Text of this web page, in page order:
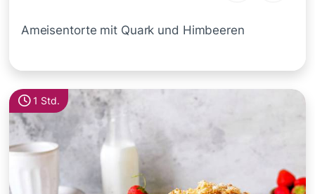
Ameisentorte mit Quark und Himbeeren
1 Std.